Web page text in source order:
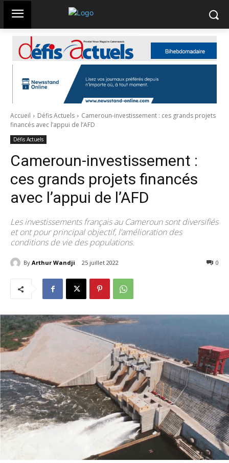
Accueil Défis Actuels
Cameroun-investissement : ces grands projets
financés avec l’appui de l’AFD
Défis Actuels
Cameroun-investissement :
ces grands projets financés
avec l’appui de l’AFD
Les investissements français au Cameroun sont diversifiés
et ont pour principal objectif, l’amélioration des
conditions de vie des populations.
By Arthur Wandji 25 juillet 2022 0